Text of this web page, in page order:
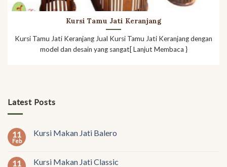
Latest Posts
11
Feb
Kursi Makan Jati Balero
11 Kursi Makan Jati Classic
Kursi Tamu Jati Keranjang
Kursi Tamu Jati Keranjang Jual Kursi Tamu Jati Keranjang dengan
model dan desain yang sangat[ Lanjut Membaca }